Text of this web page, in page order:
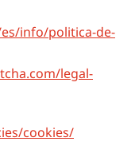
info/politica-de-
legal-
cookies/